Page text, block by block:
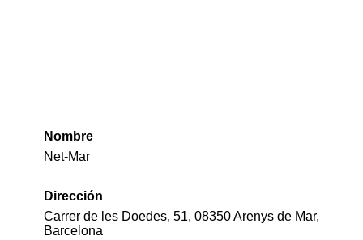
Nombre
Net-Mar
Dirección
Carrer de les Doedes, 51, 08350 Arenys de Mar,
Barcelona